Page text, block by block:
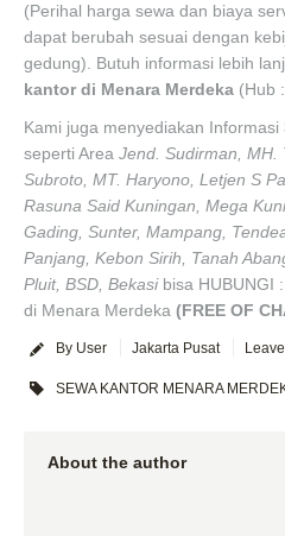
(Perihal harga sewa dan biaya
dapat berubah sesuai dengan
gedung). Butuh informasi lebih
kantor di Menara Merdeka (Hub
Kami juga menyediakan Informasi
seperti Area Jend. Sudirman, MH.
Subroto, MT. Haryono, Letjen S
Rasuna Said Kuningan, Mega
Gading, Sunter, Mampang,
Panjang, Kebon Sirih, Tanah
Pluit, BSD, Bekasibisa HUBUNGI
di Menara Merdeka (FREE OF
By User Jakarta Pusat
SEWA KANTOR MENARA
About the author